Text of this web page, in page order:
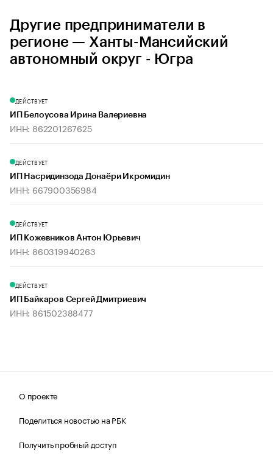
Другие предприниматели в
регионе — Ханты-Мансийский
автономный округ - Югра
ДЕЙСТВУЕТ
ИП Белоусова Ирина Валериевна
ИНН: 862201267625
ДЕЙСТВУЕТ
ИП Насридинзода Донаёри Икромидин
ИНН: 667900356984
ДЕЙСТВУЕТ
ИП Кожевников Антон Юрьевич
ИНН: 860319940263
ДЕЙСТВУЕТ
ИП Байкаров Сергей Дмитриевич
ИНН: 861502388477
О проекте
Поделиться новостью на РБК
Получить пробный доступ